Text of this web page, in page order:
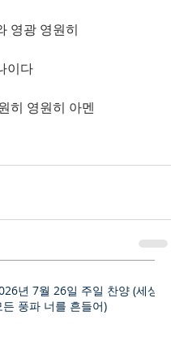
영광 영원히
이다
히 영원히 아멘
년 7월 26일 주일 찬양 (세상
든 풍파 너를 흔들어)